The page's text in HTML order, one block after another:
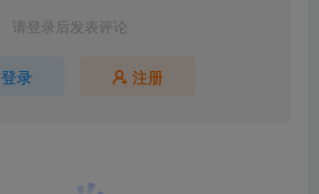
请登录后发表评论
登录 注册